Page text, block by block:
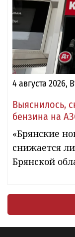
4 августа 2026,
Выяснилось,
бензина на
«Брянские
снижается
Брянской